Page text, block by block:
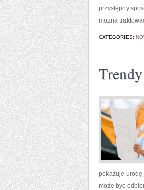
przystępny
można
CATEGORIES:
pokazuje urodę
może być